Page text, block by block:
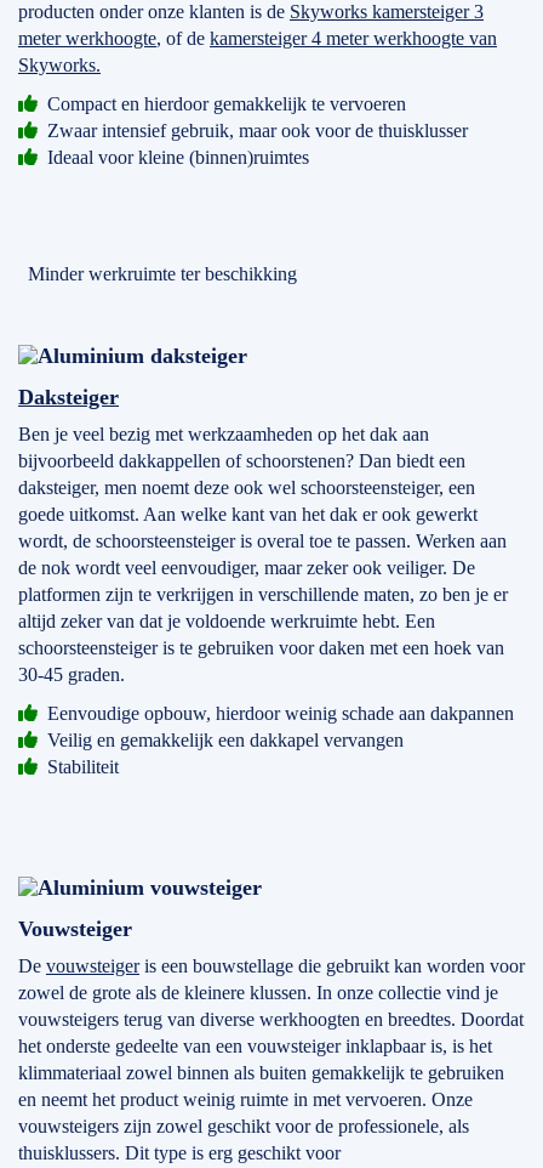
producten onder onze klanten is de Skyworks kamersteiger 3
meter werkhoogte, of de kamersteiger 4 meter werkhoogte van
Skyworks.
Compact en hierdoor gemakkelijk te vervoeren
Zwaar intensief gebruik, maar ook voor de thuisklusser
Ideaal voor kleine (binnen)ruimtes
Minder werkruimte ter beschikking
Daksteiger
Ben je veel bezig met werkzaamheden op het dak aan
bijvoorbeeld dakkappellen of schoorstenen? Dan biedt een
daksteiger, men noemt deze ook wel schoorsteensteiger, een
goede uitkomst. Aan welke kant van het dak er ook gewerkt
wordt, de schoorsteensteiger is overal toe te passen. Werken aan
de nok wordt veel eenvoudiger, maar zeker ook veiliger. De
platformen zijn te verkrijgen in verschillende maten, zo ben je er
altijd zeker van dat je voldoende werkruimte hebt. Een
schoorsteensteiger is te gebruiken voor daken met een hoek van
30-45 graden.
Eenvoudige opbouw, hierdoor weinig schade aan dakpannen
Veilig en gemakkelijk een dakkapel vervangen
Stabiliteit
Vouwsteiger
De vouwsteigeris een bouwstellage die gebruikt kan worden voor
zowel de grote als de kleinere klussen. In onze collectie vind je
vouwsteigers terug van diverse werkhoogten en breedtes. Doordat
het onderste gedeelte van een vouwsteiger inklapbaar is, is het
klimmateriaal zowel binnen als buiten gemakkelijk te gebruiken
en neemt het product weinig ruimte in met vervoeren. Onze
vouwsteigers zijn zowel geschikt voor de professionele, als
thuisklussers. Dit type is erg geschikt voor